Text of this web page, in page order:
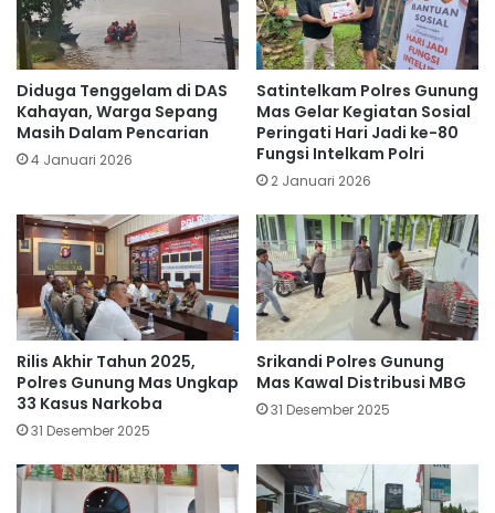
Diduga Tenggelam di DAS
Kahayan, Warga Sepang
Masih Dalam Pencarian
4 Januari 2026
Satintelkam Polres Gunung
Mas Gelar Kegiatan Sosial
Peringati Hari Jadi ke-80
Fungsi Intelkam Polri
2 Januari 2026
Rilis Akhir Tahun 2025,
Polres Gunung Mas Ungkap
33 Kasus Narkoba
31 Desember 2025
Srikandi Polres Gunung
Mas Kawal Distribusi MBG
31 Desember 2025